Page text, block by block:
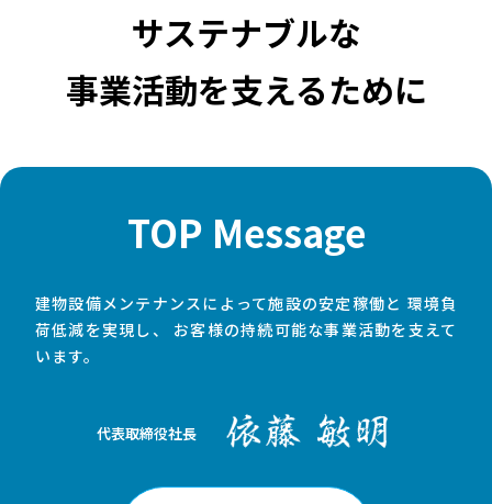
サステナブルな
事業活動を支えるために
TOP Message
建物設備メンテナンスによって施設の安定稼働と 環境負
荷低減を実現し、
お客様の持続可能な事業活動を支えて
います。
代表取締役社長